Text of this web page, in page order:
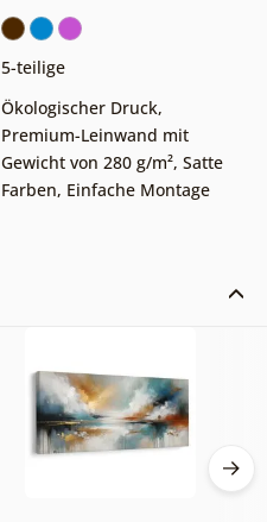
5-teilige
Ökologischer Druck,
Premium-Leinwand mit
Gewicht von 280 g/m², Satte
Farben, Einfache Montage